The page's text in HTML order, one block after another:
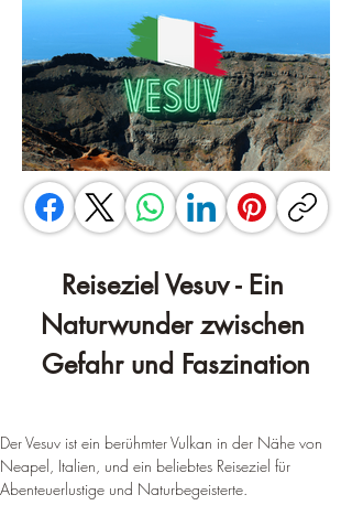
Reiseziel Vesuv - Ein
Naturwunder zwischen
Gefahr und Faszination
Der Vesuv ist ein berühmter Vulkan in der Nähe von
Neapel, Italien, und ein beliebtes Reiseziel für
Abenteuerlustige und Naturbegeisterte.